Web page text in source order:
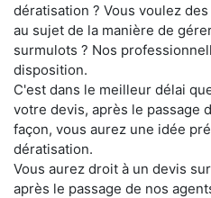
dératisation ? Vous voulez
au sujet de la manière de
surmulots ? Nos
disposition.
C'est dans le meilleur délai
votre devis, après le passage
façon, vous aurez une idée
dératisation.
Vous aurez droit à un devis
après le passage de nos